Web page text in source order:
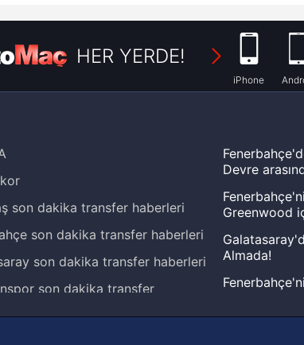
HER YERDE!
iPhone
son dakika transfer haberleri
son dakika transfer haberleri
son dakika transfer haberleri
son dakika transfer
Devre
Greenwood
Almada!
Zabrze'yi